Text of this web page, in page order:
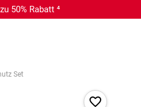
50% Rabatt ⁴
Set